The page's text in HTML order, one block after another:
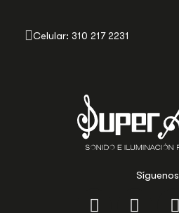
Síguenos
Celular: 310 217 2231